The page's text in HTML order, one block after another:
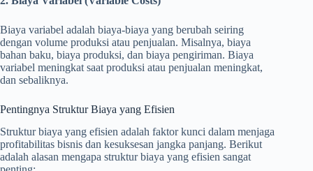
Biaya variabel adalah biaya-biaya yang berubah seiring
dengan volume produksi atau penjualan. Misalnya, biaya
bahan baku, biaya produksi, dan biaya pengiriman. Biaya
variabel meningkat saat produksi atau penjualan meningkat,
dan sebaliknya.
Pentingnya Struktur Biaya yang Efisien
Struktur biaya yang efisien adalah faktor kunci dalam menjaga
profitabilitas bisnis dan kesuksesan jangka panjang. Berikut
adalah alasan mengapa struktur biaya yang efisien sangat